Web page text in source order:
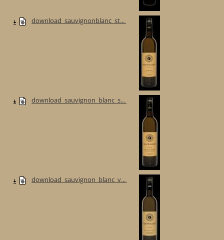
download_sauvignonblanc_st...
download_sauvignon_blanc_s...
download_sauvignon_blanc_v...